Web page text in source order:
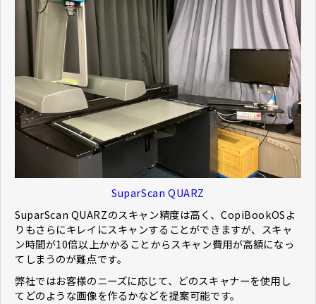
SuparScan QUARZ
SuparScan QUARZのスキャン精度は高く、CopiBookOSよ
りもさらにキレイにスキャンすることができますが、スキャ
ン時間が10倍以上かかることからスキャン費用が高額になっ
てしまうのが難点です。
弊社ではお客様のニーズに応じて、どのスキャナーを使用し
てどのような画像を作るかなどを提案可能です。